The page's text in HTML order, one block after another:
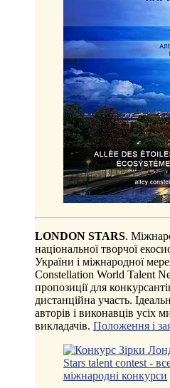
LONDON STARS.
національної творчої
України і міжнародної
Constellation World Talent
пропозиції для
дистанційна участь.
авторів і виконавців усіх
викладачів. Положення і